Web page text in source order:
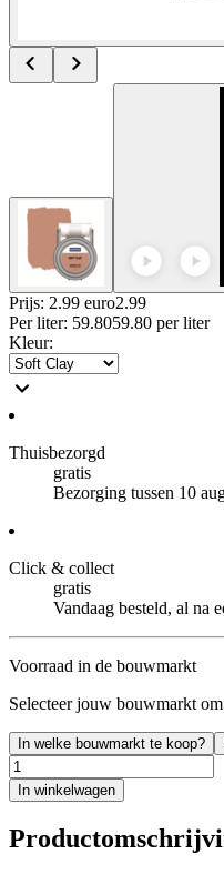
Prijs: 2.99 euro2.99
Per liter: 59.8059.80 per liter
Kleur:
Thuisbezorgd
gratis
Bezorging tussen 10
Click & collect
gratis
Vandaag besteld, al na
Voorraad in de bouwmarkt
Selecteer jouw bouwmarkt
In welke bouwmarkt te koop?
In winkelwagen